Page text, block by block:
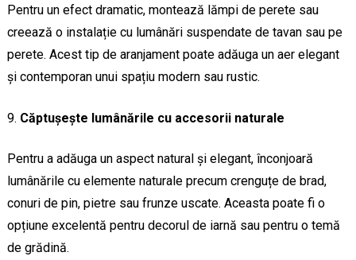
Pentru un efect dramatic, montează lămpi de perete sau
creează o instalație cu lumânări suspendate de tavan sau pe
perete. Acest tip de aranjament poate adăuga un aer elegant
și contemporan unui spațiu modern sau rustic.
Căptușește lumânările cu accesorii naturale
Pentru a adăuga un aspect natural și elegant, înconjoară
lumânările cu elemente naturale precum crenguțe de brad,
conuri de pin, pietre sau frunze uscate. Aceasta poate fi o
opțiune excelentă pentru decorul de iarnă sau pentru o temă
de grădină.